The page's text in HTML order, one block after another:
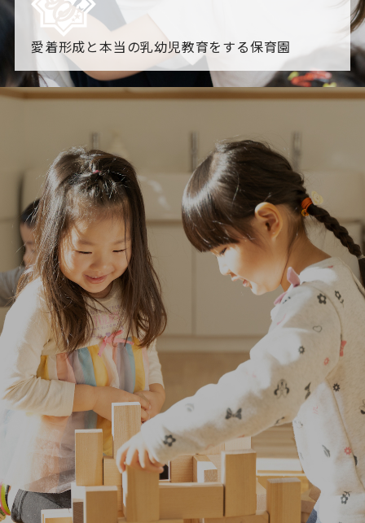
愛着形成と本当の乳幼児教育をする保育園
園からのお知らせ
「すくすく子育て」でリトルスター保育園が紹介されま
各園のブログ
2026.08.06 赤しそジュース作り～にじ組～2026.08.0
5 【そら組】誕生会
一覧を見る